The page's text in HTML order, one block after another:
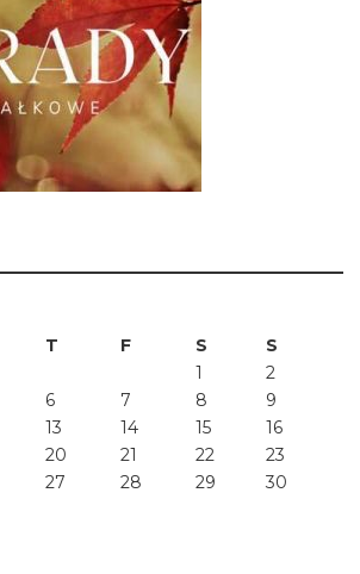
T F S
S
1
2
6 7 8
9
13 14 15
16
20 21 22
23
27 28 29
30